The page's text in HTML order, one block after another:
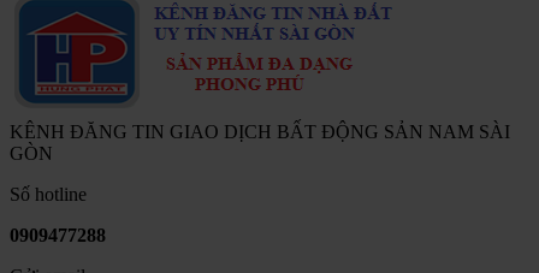
KÊNH ĐĂNG TIN GIAO DỊCH BẤT ĐỘNG SẢN NAM SÀI
GÒN
Số hotline
0909477288